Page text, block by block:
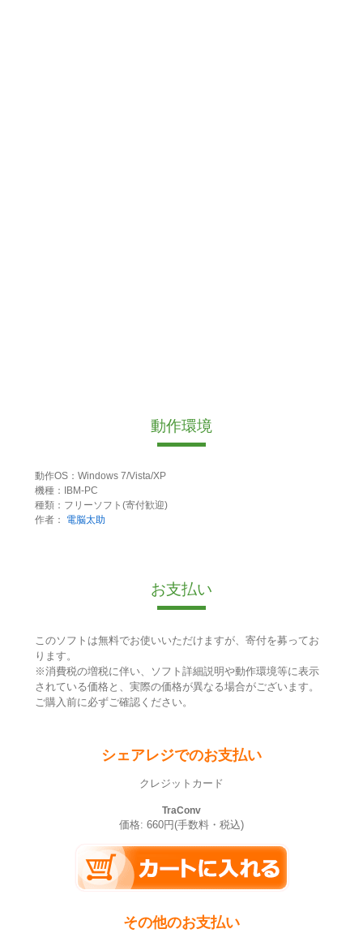
動作環境
動作OS：Windows 7/Vista/XP
機種：IBM-PC
種類：フリーソフト(寄付歓迎)
作者：
電脳太助
お支払い
このソフトは無料でお使いいただけますが、寄付を募ってお
ります。
※消費税の増税に伴い、ソフト詳細説明や動作環境等に表示
されている価格と、実際の価格が異なる場合がございます。
ご購入前に必ずご確認ください。
シェアレジでのお支払い
クレジットカード
TraConv
価格: 660円(手数料・税込)
その他のお支払い